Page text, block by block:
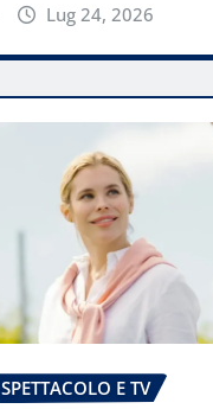
Lug 24, 2026
SPETTACOLO E TV